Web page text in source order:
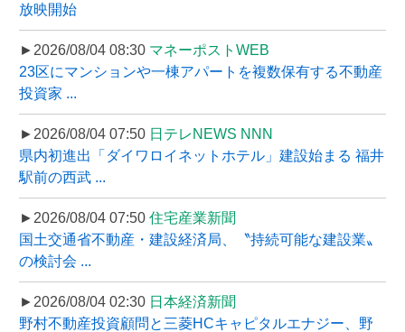
放映開始
►2026/08/04 08:30 マネーポストWEB
23区にマンションや一棟アパートを複数保有する不動産
投資家 ...
►2026/08/04 07:50 日テレNEWS NNN
県内初進出「ダイワロイネットホテル」建設始まる 福井
駅前の西武 ...
►2026/08/04 07:50 住宅産業新聞
国土交通省不動産・建設経済局、〝持続可能な建設業〟
の検討会 ...
►2026/08/04 02:30 日本経済新聞
野村不動産投資顧問と三菱HCキャピタルエナジー、野